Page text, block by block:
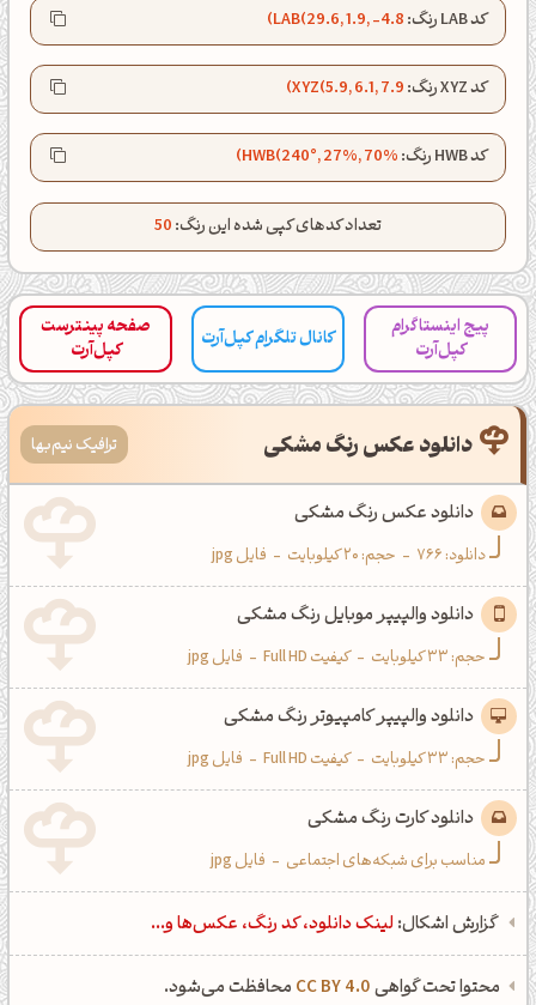
کد LAB رنگ: LAB(29.6, 1.9, -4.8)
کد XYZ رنگ: XYZ(5.9, 6.1, 7.9)
کد HWB رنگ: HWB(240°, 27%, 70%)
تعداد کدهای کپی شده این رنگ:50
پیج اینستاگرام
کپل‌آرت
کانال تلگرام کپل‌آرت
صفحه پینترست
کپل‌آرت
دانلود عکس رنگ مشکی ترافیک نیم‌بها
دانلود عکس رنگ مشکی
دانلود:766
- حجم: 20 کیلوبایت - فایل jpg
دانلود والپیپر موبایل رنگ مشکی
حجم: 33 کیلوبایت - کیفیت Full HD - فایل jpg
دانلود والپیپر کامپیوتر رنگ مشکی
حجم: 33 کیلوبایت - کیفیت Full HD - فایل jpg
دانلود کارت رنگ مشکی
مناسب برای شبکه‌های اجتماعی - فایل jpg
گزارش اشکال: لینک دانلود، کد رنگ، عکس‌ها و...
محتوا تحت گواهیCC BY 4.0 محافظت می‌شود.
کپل‌آرت رو دنبال کن!
کانال تلگرام
کانال ایــتا
کانال بلـــه
اَپ اندروید اَپ ویندوز